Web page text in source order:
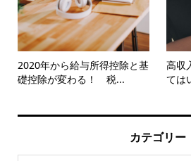
2020年から給与所得控除と基
礎控除が変わる！ 税...
高収
ては
カテゴリー